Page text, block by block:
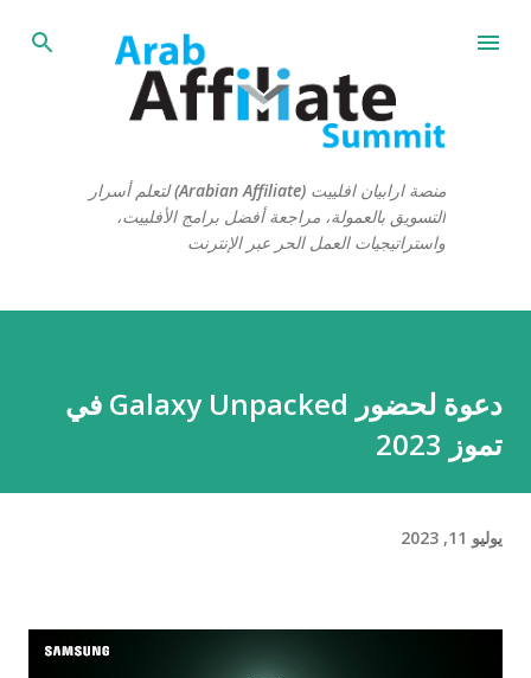
التخطي إلى المحتوى الرئيسي
منصة ارابيان افلييت (Arabian Affiliate) لتعلم أسرار
التسويق بالعمولة، مراجعة أفضل برامج الأفلييت،
واستراتيجيات العمل الحر عبر الإنترنت
دعوة لحضور Galaxy Unpacked في
تموز 2023
يوليو 11, 2023